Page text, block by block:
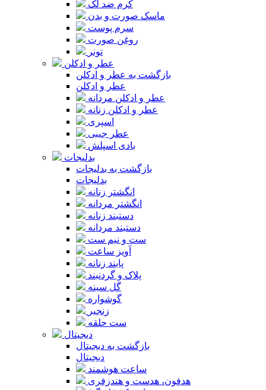
کرم ضد لک
ماسک صورت و بدن
سرم پوست
روغن صورت
تونر
عطر و ادکلن
بازگشت به عطر و ادکلن
عطر و ادکلن
عطر و ادکلن مردانه
عطر و ادکلن زنانه
اسپری
عطر جیبی
بادی اسپلش
بدلیجات
بازگشت به بدلیجات
بدلیجات
انگشتر زنانه
انگشتر مردانه
دستبند زنانه
دستبند مردانه
ست و نیم ست
آویز ساعت
پابند زنانه
پلاک و گردنبند
گل سینه
گوشواره
زنجیر
ست حلقه
دیجیتال
بازگشت به دیجیتال
دیجیتال
ساعت هوشمند
هدفون، هدست و هندزفری